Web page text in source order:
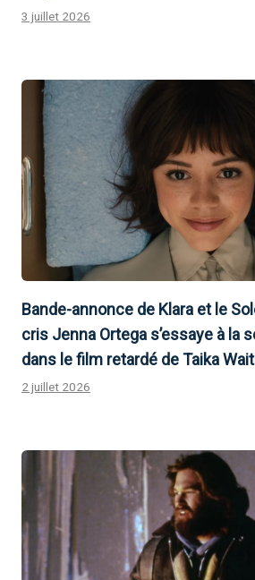
3 juillet 2026
Bande-annonce de Klara et le
cris Jenna Ortega s’essaye à la
dans le film retardé de Taika
2 juillet 2026